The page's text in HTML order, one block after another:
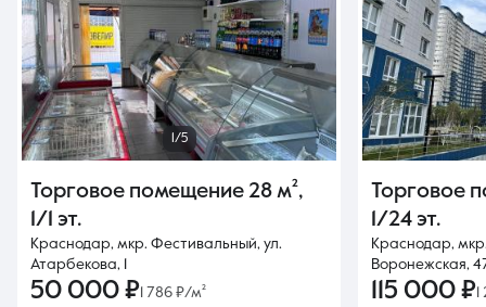
1/5
Торговое помещение 28 м²,
1/1 эт.
Краснодар, мкр. Фестивальный, ул.
Атарбекова, 1
50 000 ₽ 1 786 ₽/м²
Торговое
1/24 эт.
Краснодар,
Воронежская,
115 000 ₽